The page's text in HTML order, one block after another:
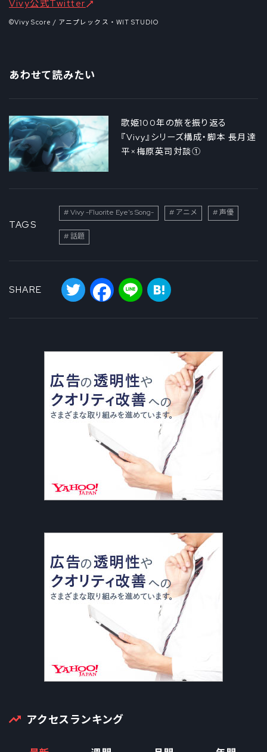
Vivy公式Twitter
©Vivy Score / アニプレックス・WIT STUDIO
あわせて読みたい
歌姫100年の旅を振り返る
『Vivy』シリーズ構成・脚本 長月達
平×梅原英司対談①
TAGS
Vivy -Fluorite Eye's Song- アニメ 声優
話題
SHARE
Twitter Facebook
Line
アクセスランキング